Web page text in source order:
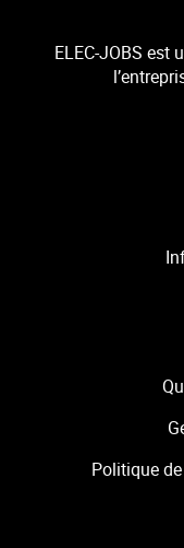
ELEC-JOBS est
Politique